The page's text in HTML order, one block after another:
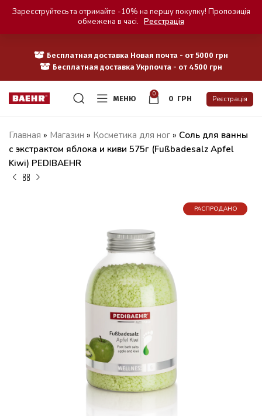
Бесплатная доставка Новая почта - от 5000 грн
Бесплатная доставка Укрпочта - от 4500 грн
МЕНЮ
0
0 ГРН Реєстрація
Главная » Магазин » Косметика для ног » Соль для ванны
с экстрактом яблока и киви 575г (Fußbadesalz Apfel
Kiwi) PEDIBAEHR
РАСПРОДАНО
Зареєструйтесь та отримайте -10% на першу покупку! Пропозиція
обмежена в часі. Реєстрація